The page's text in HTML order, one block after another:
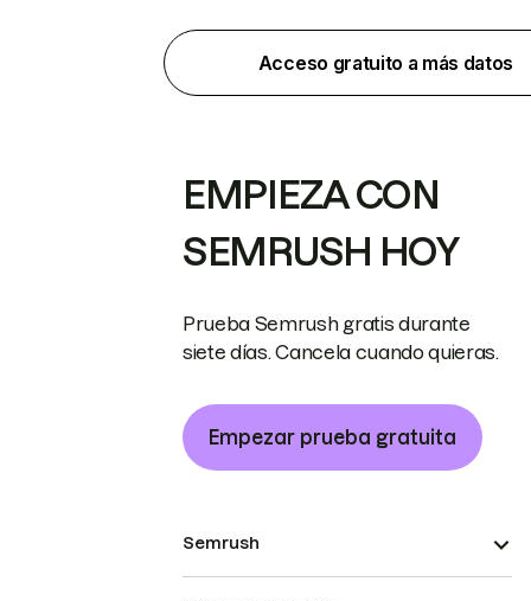
Acceso gratuito a más datos
EMPIEZA CON
SEMRUSH HOY
Prueba Semrush gratis durante
siete días. Cancela cuando quieras.
Empezar prueba gratuita
Semrush